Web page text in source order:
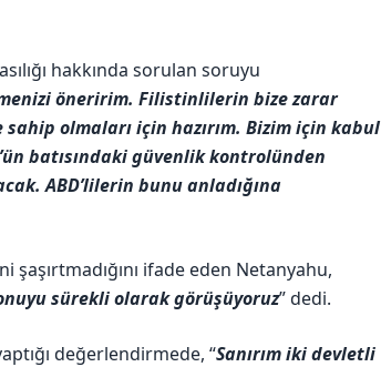
hakkında sorulan soruyu
öneririm. Filistinlilerin bize zarar
olmaları için hazırım. Bizim için kabul
batısındaki güvenlik kontrolünden
ABD’lilerin bunu anladığına
ifade eden Netanyahu,
sürekli olarak görüşüyoruz” dedi.
değerlendirmede, “Sanırım iki devletli